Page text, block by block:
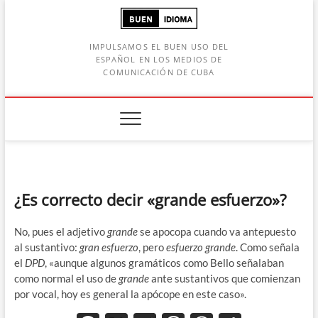
IMPULSAMOS EL BUEN USO DEL
ESPAÑOL EN LOS MEDIOS DE
COMUNICACIÓN DE CUBA
¿Es correcto decir «grande esfuerzo»?
No, pues el adjetivograndese apocopa cuando va antepuesto
al sustantivo: gran esfuerzo, peroesfuerzo grande. Como señala
el DPD, «aunque algunos gramáticos como Bello señalaban
como normal el uso degrandeante sustantivos que comienzan
por vocal, hoy es general la apócope en este caso».